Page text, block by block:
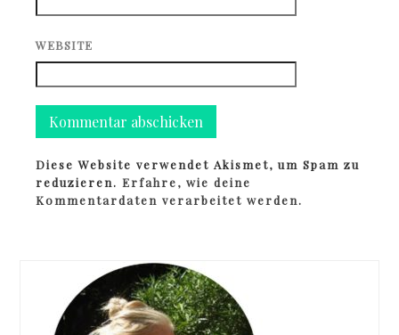
WEBSITE
Diese Website verwendet Akismet, um Spam zu
reduzieren.Erfahre, wie deine
Kommentardaten verarbeitet werden.